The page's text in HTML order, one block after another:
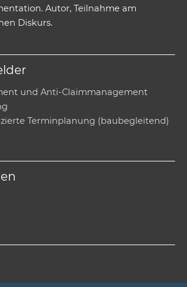
Autor, Teilnahme am
Diskurs.
und Anti-Claimmanagement
Terminplanung (baubegleitend)